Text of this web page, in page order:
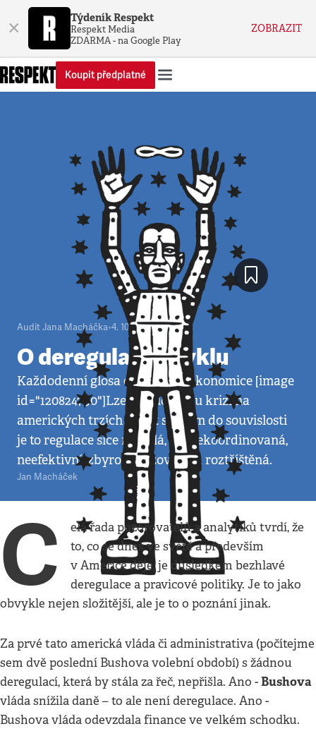
× Týdeník Respekt
Respekt Media
ZDARMA - na Google Play
ZOBRAZIT
Koupit předplatné
Audit Jana Macháčka•4. 10. 2008•3minuty
O deregulaci a cyklu
Každodenní glosa o politice a ekonomice [image
id="120824790"]Lze-li současnou krizi na
amerických trzích dávat s něčím do souvislosti
je to regulace sice nemalá, ale nekoordinovaná,
neefektivní, zbyrokratizovaná a roztříštěná.
Jan Macháček
C
elá řada pozorovatelů a analytiků tvrdí, že
to, co se dnes ve světě a především
v Americe děje, je důsledkem bezhlavé
deregulace a pravicové politiky. Je to jako
obvykle nejen složitější, ale je to o poznání jinak.
Za prvé tato americká vláda či administrativa (počítejme
sem dvě poslední Bushova volební období) s žádnou
deregulací, která by stála za řeč, nepřišla. Ano -Bushova
vláda snížila daně – to ale není deregulace. Ano -
Bushova vláda odevzdala finance ve velkém schodku.